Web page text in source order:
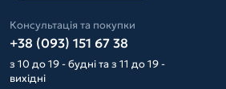
Консультація та покупки
+38 (093) 151 67 38
з 10 до 19 - будні та з 11 до 19 -
вихідні